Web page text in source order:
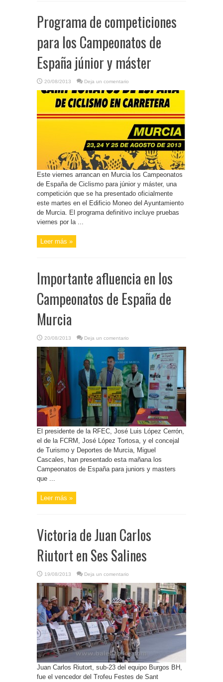
Programa de competiciones
para los Campeonatos de
España júnior y máster
20/08/2013 Deja un comentario
Este viernes arrancan en Murcia los Campeonatos
de España de Ciclismo para júnior y máster, una
competición que se ha presentado oficialmente
este martes en el Edificio Moneo del Ayuntamiento
de Murcia. El programa definitivo incluye pruebas
viernes por la ...
Leer más »
Importante afluencia en los
Campeonatos de España de
Murcia
20/08/2013 Deja un comentario
El presidente de la RFEC, José Luis López Cerrón,
el de la FCRM, José López Tortosa, y el concejal
de Turismo y Deportes de Murcia, Miguel
Cascales, han presentado esta mañana los
Campeonatos de España para juniors y masters
que ...
Leer más »
Victoria de Juan Carlos
Riutort en Ses Salines
19/08/2013 Deja un comentario
Juan Carlos Riutort, sub-23 del equipo Burgos BH,
fue el vencedor del Trofeu Festes de Sant